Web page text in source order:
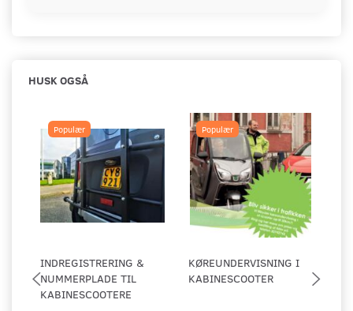
HUSK OGSÅ
Populær
INDREGISTRERING &
NUMMERPLADE TIL
KABINESCOOTERE
Populær
KØREUNDERVISNING I
KABINESCOOTER